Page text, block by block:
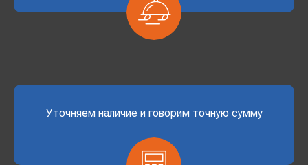
Уточняем наличие и говорим точную сумму